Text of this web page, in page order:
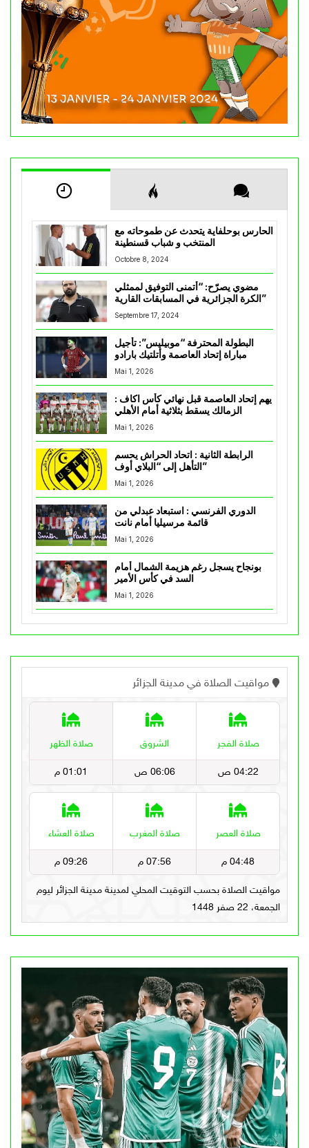
الحارس بوحلفاية يتحدث عن طموحاته مع
المنتخب و شباب قسنطينة
Octobre 8, 2024
مضوي يصرّح: “أتمنى التوفيق لممثلي
الكرة الجزائرية في المسابقات القارية”
Septembre 17, 2024
البطولة المحترفة “موبيليس”: تأجيل
مباراة إتحاد العاصمة وأتلتيك بارادو
Mai 1, 2026
يهم إتحاد العاصمة قبل نهائي كأس اكاف :
Mai 1, 2026
الرابطة الثانية : اتحاد الحراش يحسم
التأهل إلى “البلاي أوف”
Mai 1, 2026
الدوري الفرنسي : استبعاد عبدلي من
قائمة مرسيليا أمام نانت
Mai 1, 2026
بونجاح يسجل رغم هزيمة الشمال أمام
السد في كأس الأمير
Mai 1, 2026